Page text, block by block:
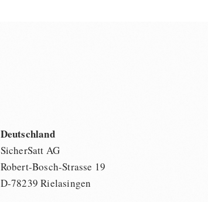
Deutschland
SicherSatt AG
Robert-Bosch-Strasse 19
D-78239 Rielasingen